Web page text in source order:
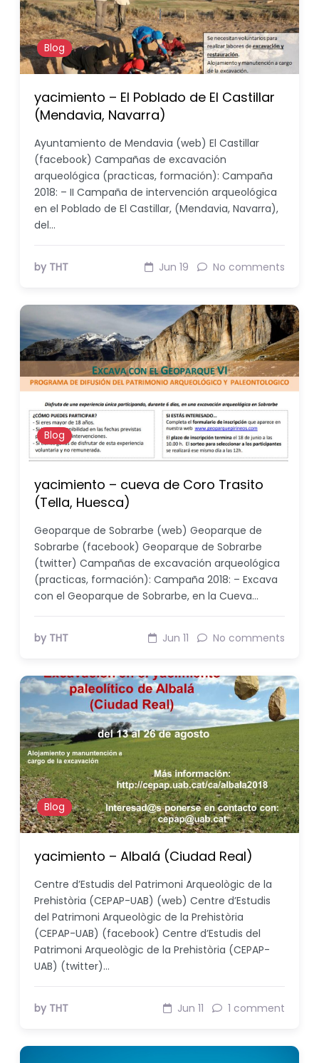
Blog
yacimiento – El Poblado de El Castillar
(Mendavia, Navarra)
Ayuntamiento de Mendavia (web) El Castillar
(facebook) Campañas de excavación
arqueológica (practicas, formación): Campaña
2018: – II Campaña de intervención arqueológica
en el Poblado de El Castillar, (Mendavia, Navarra),
del…
by THT Jun 19 No comments
Blog
yacimiento – cueva de Coro Trasito
(Tella, Huesca)
Geoparque de Sobrarbe (web) Geoparque de
Sobrarbe (facebook) Geoparque de Sobrarbe
(twitter) Campañas de excavación arqueológica
(practicas, formación): Campaña 2018: – Excava
con el Geoparque de Sobrarbe, en la Cueva…
by THT Jun 11 No comments
Blog
yacimiento – Albalá (Ciudad Real)
Centre d’Estudis del Patrimoni Arqueològic de la
Prehistòria (CEPAP-UAB) (web) Centre d’Estudis
del Patrimoni Arqueològic de la Prehistòria
(CEPAP-UAB) (facebook) Centre d’Estudis del
Patrimoni Arqueològic de la Prehistòria (CEPAP-
UAB) (twitter)…
by THT Jun 11 1 comment